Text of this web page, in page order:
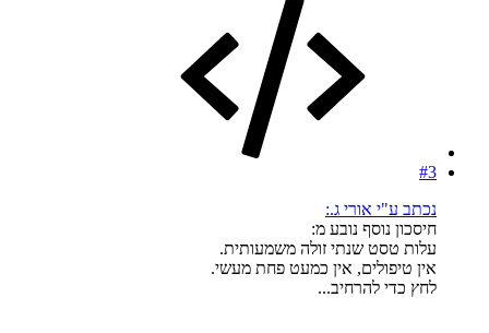
#3
נכתב ע"י אורי ג.:
חיסכון נוסף נובע מ:
עלות טסט שנתי זולה משמעותית.
אין טיפולים, אין כמעט פחת מעשי.
לחץ כדי להרחיב...